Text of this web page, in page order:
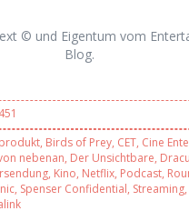
© und Eigentum vom
Blog.
451
, Birds of Prey, CET, Cine
nebenan, Der Unsichtbare,
, Kino, Netflix, Podcast,
, Spenser Confidential, Streaming,